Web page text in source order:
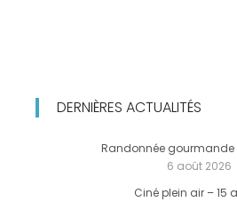
DERNIÈRES ACTUALITÉS
Randonnée gourmande
6 août 2026
Ciné plein air – 15